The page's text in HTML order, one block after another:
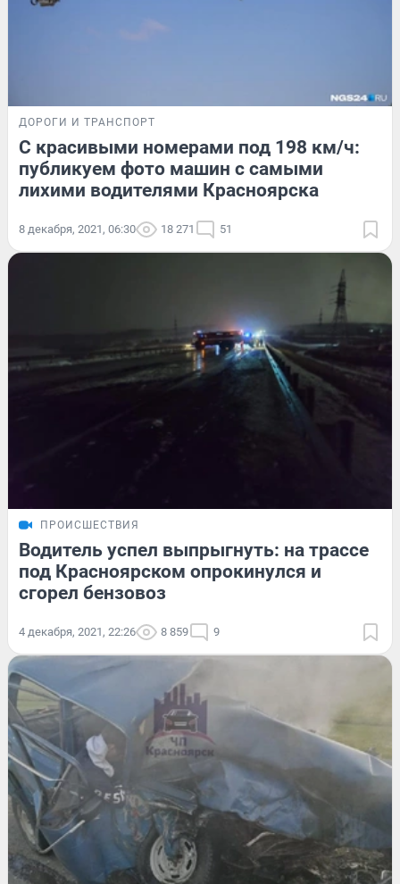
ДОРОГИ И ТРАНСПОРТ
С красивыми номерами под 198 км/ч:
публикуем фото машин с самыми
лихими водителями Красноярска
8 декабря, 2021, 06:30 18 271 51
ПРОИСШЕСТВИЯ
Водитель успел выпрыгнуть: на трассе
под Красноярском опрокинулся и
сгорел бензовоз
4 декабря, 2021, 22:26 8 859 9